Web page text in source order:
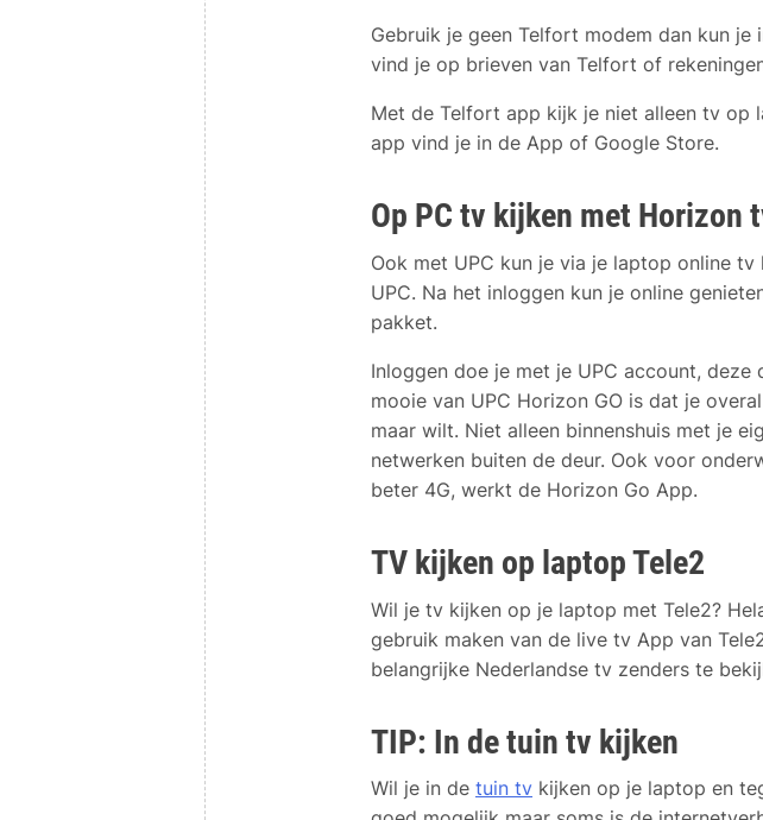
Gebruik je geen Telfort modem dan kun je
vind je op brieven van Telfort of
Met de Telfort app kijk je niet alleen tv
app vind je in de App of Google Store.
Op PC tv kijken met Horizon
Ook met UPC kun je via je laptop online
UPC. Na het inloggen kun je online
pakket.
Inloggen doe je met je UPC account,
mooie van UPC Horizon GO is dat je
maar wilt. Niet alleen binnenshuis met je
netwerken buiten de deur. Ook voor
beter 4G, werkt de Horizon Go App.
TV kijken op laptop Tele2
Wil je tv kijken op je laptop met Tele2?
gebruik maken van de live tv App van
belangrijke Nederlandse tv zenders te
TIP: In de tuin tv kijken
Wil je in de tuin tv kijken op je laptop en